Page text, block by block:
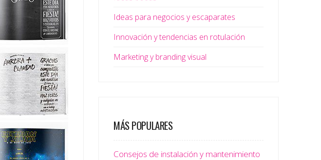
Ideas para negocios y escaparates
Innovación y tendencias en rotulación
Marketing y branding visual
MÁS POPULARES
Consejos de instalación y mantenimiento